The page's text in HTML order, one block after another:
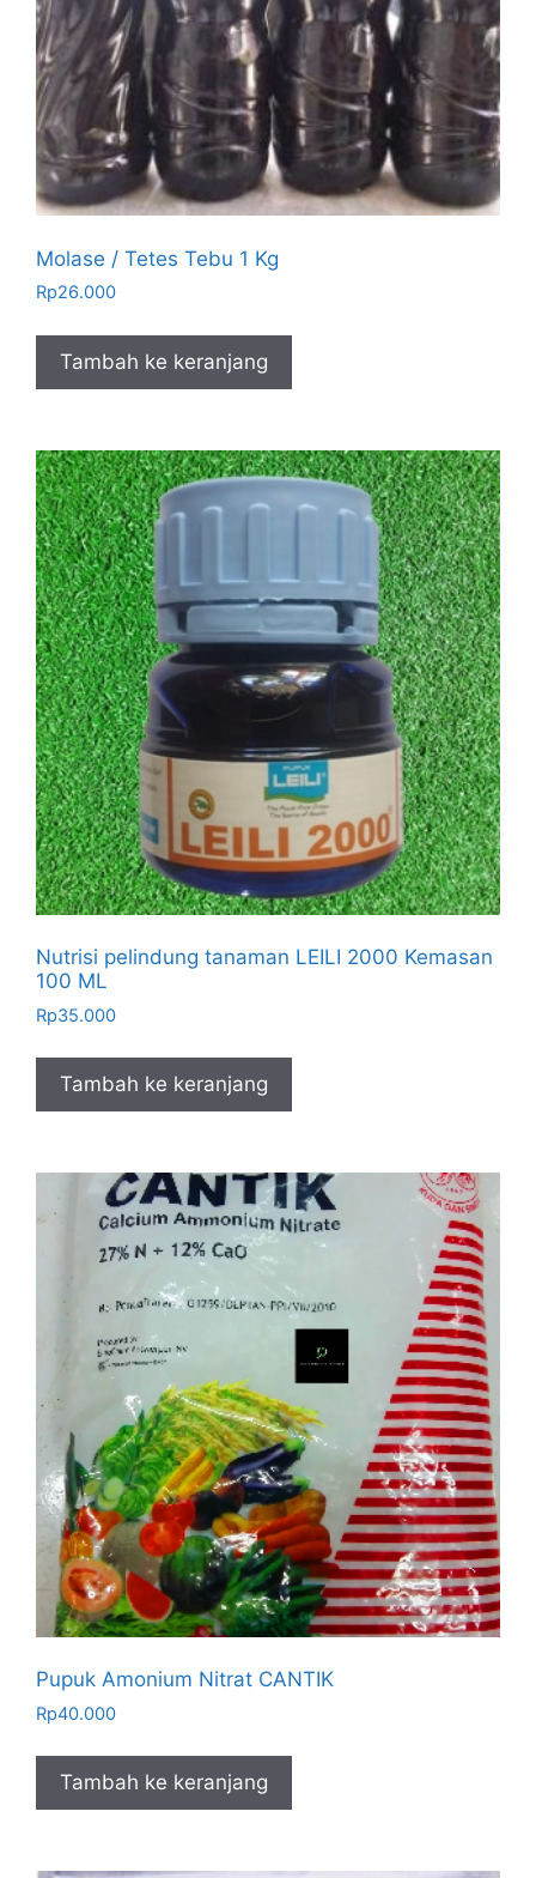
Molase / Tetes Tebu 1 Kg
Rp26.000
Tambah ke keranjang
Nutrisi pelindung tanaman LEILI 2000 Kemasan
100 ML
Rp35.000
Tambah ke keranjang
Pupuk Amonium Nitrat CANTIK
Rp40.000
Tambah ke keranjang